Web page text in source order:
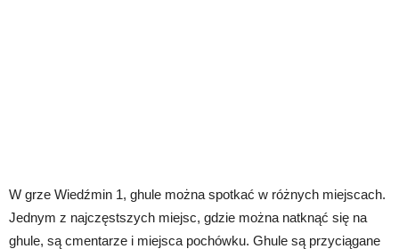
W grze Wiedźmin 1, ghule można spotkać w różnych miejscach.
Jednym z najczęstszych miejsc, gdzie można natknąć się na
ghule, są cmentarze i miejsca pochówku. Ghule są przyciągane